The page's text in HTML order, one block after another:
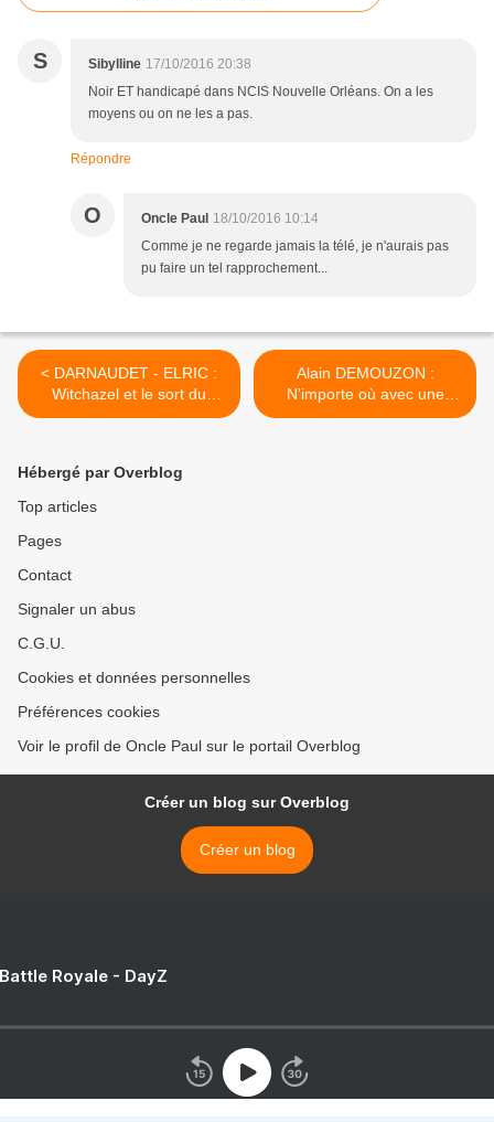
S Sibylline 17/10/2016 20:38
Noir ET handicapé dans NCIS Nouvelle Orléans. On a les
moyens ou on ne les a pas.
Répondre
O Oncle Paul 18/10/2016 10:14
Comme je ne regarde jamais la télé, je n'aurais pas
pu faire un tel rapprochement...
< DARNAUDET - ELRIC :
Witchazel et le sort du
Wlouf.
Alain DEMOUZON :
N'importe où avec une
fenêtre. >
Hébergé par Overblog
Top articles
Pages
Contact
Signaler un abus
C.G.U.
Cookies et données personnelles
Préférences cookies
Voir le profil de Oncle Paul sur le portail Overblog
Créer un blog sur Overblog
Créer un blog
Royale - DayZ